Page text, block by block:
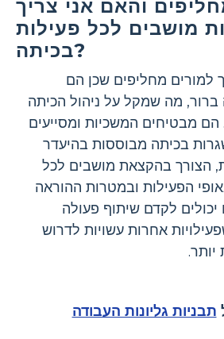
והאם אני צריך
מושבים לכל פעילות
בכיתה?
למורים מחליפים שכן הם
ברור, מה שמקל על ניהול הכיתה
הם מבטיחים המשכיות ומסייעים
בכיתה מבוססות בהיעדר
הצורך בהקצאת מושבים לכל
הפעילות ובמטרות ההוראה
לקדם שיתוף פעולה
אחרות עשויות לדרוש
תבניות גליונות העבודה